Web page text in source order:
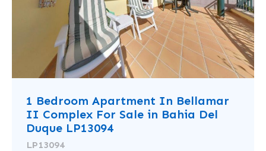
1 Bedroom Apartment In Bellamar
II Complex For Sale in Bahia Del
Duque LP13094
LP13094